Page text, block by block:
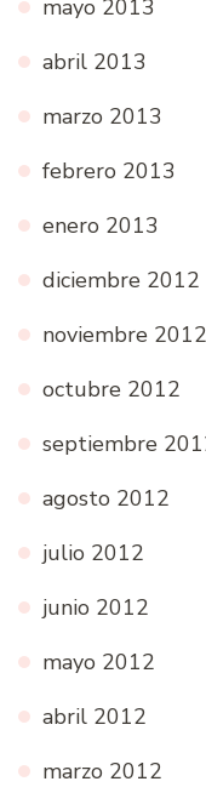
mayo 2013
abril 2013
marzo 2013
febrero 2013
enero 2013
diciembre 2012
noviembre 2012
octubre 2012
septiembre
agosto 2012
julio 2012
junio 2012
mayo 2012
abril 2012
marzo 2012